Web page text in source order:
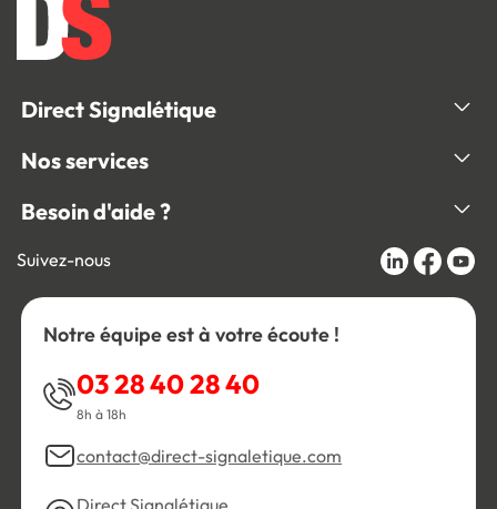
Direct Signalétique
Nos services
Besoin d'aide ?
Suivez-nous
Notre équipe est à votre écoute !
03 28 40 28 40
8h à 18h
contact@direct-signaletique.com